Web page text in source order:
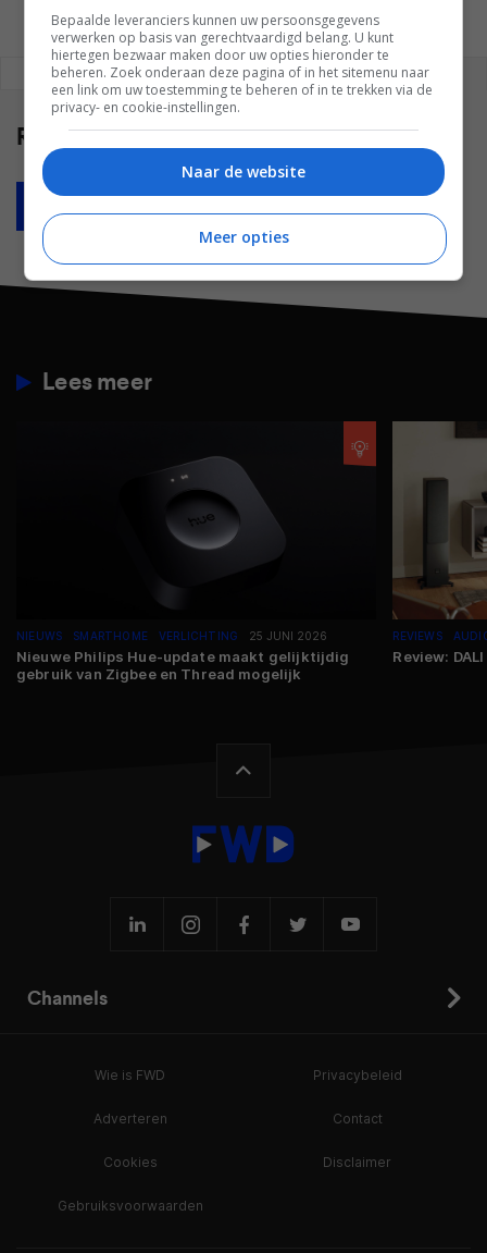
REAGEREN REACTIES (0)
Reacties(0)
Lees meer
NIEUWS SMARTHOME VERLICHTING 25 JUNI 2026
Nieuwe Philips Hue-update maakt gelijktijdig
gebruik van Zigbee en Thread mogelijk
REVIEWS
Review:
Channels
Wie is FWD Privacybeleid
Adverteren Contact
Cookies Disclaimer
Gebruiksvoorwaarden
Bepaalde leveranciers kunnen uw persoonsgegevens
verwerken op basis van gerechtvaardigd belang. U kunt
hiertegen bezwaar maken door uw opties hieronder te
beheren. Zoek onderaan deze pagina of in het sitemenu naar
een link om uw toestemming te beheren of in te trekken via de
privacy- en cookie-instellingen.
Naar de website
Meer opties